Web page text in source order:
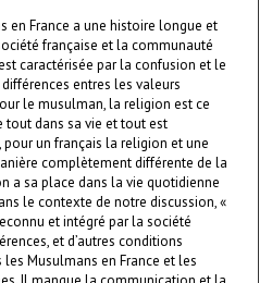
en France a une histoire longue et
française et la communauté
caractérisée par la confusion et le
entres les valeurs
le musulman, la religion est ce
tout dans sa vie et tout est
pour un français la religion et une
complètement différente de la
a sa place dans la vie quotidienne
le contexte de notre discussion, «
et intégré par la société
et d’autres conditions
Musulmans en France et les